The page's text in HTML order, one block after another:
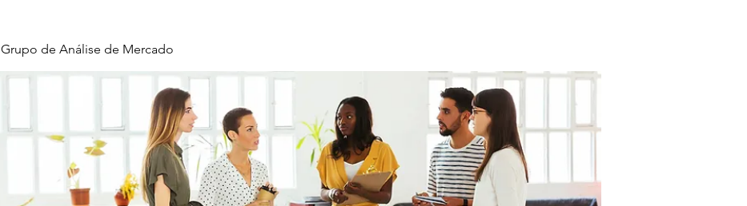
Grupo de Análise de Mercado